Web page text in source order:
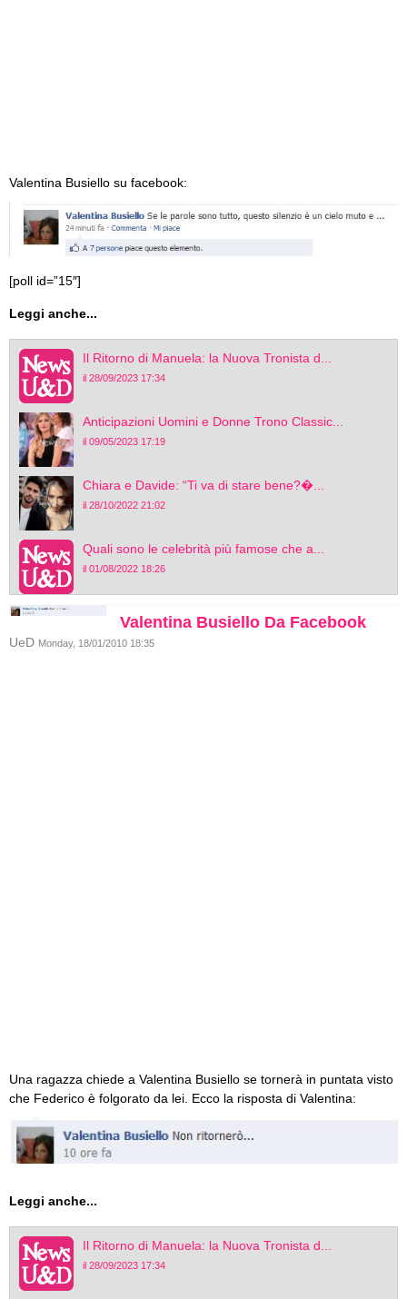
Valentina Busiello su facebook:
[poll id=”15″]
Leggi anche...
Il Ritorno di Manuela: la Nuova Tronista d...
il 28/09/2023 17:34
Anticipazioni Uomini e Donne Trono Classic...
il 09/05/2023 17:19
Chiara e Davide: “Ti va di stare bene?�...
il 28/10/2022 21:02
Quali sono le celebrità più famose che a...
il 01/08/2022 18:26
Valentina Busiello Da Facebook
UeD Monday, 18/01/2010 18:35
Una ragazza chiede a Valentina Busiello se tornerà in puntata visto
che Federico è folgorato da lei. Ecco la risposta di Valentina:
Leggi anche...
Il Ritorno di Manuela: la Nuova Tronista d...
il 28/09/2023 17:34